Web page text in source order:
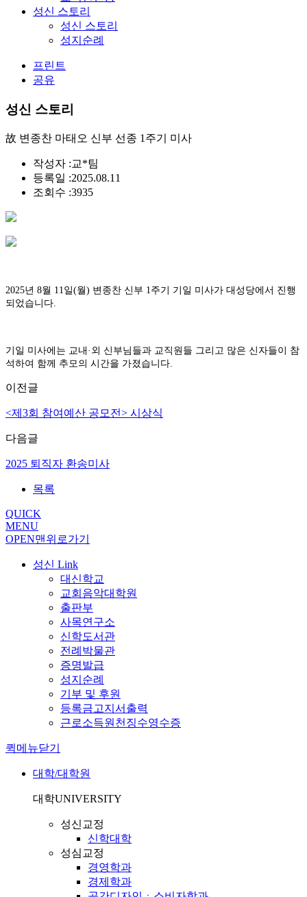
성신 스토리
성신 스토리
성지순례
프린트
공유
성신 스토리
故 변종찬 마태오 신부 선종 1주기 미사
작성자 :교*팀
등록일 :2025.08.11
조회수 :3935
2025년 8월 11일(월) 변종찬 신부 1주기 기일 미사가 대성당에서 진행
되었습니다.
기일 미사에는 교내 ·외 신부님들과 교직원들 그리고 많은 신자들이 참
석하여 함께 추모의 시간을 가졌습니다.
이전글
<제3회 참여예산 공모전> 시상식
다음글
2025 퇴직자 환송미사
목록
QUICK
MENU
OPEN맨위로가기
성신 Link
대신학교
교회음악대학원
출판부
사목연구소
신학도서관
전례박물관
증명발급
성지순례
기부 및 후원
등록금고지서출력
근로소득원천징수영수증
퀵메뉴닫기
대학/대학원
대학UNIVERSITY
성신교정
신학대학
성심교정
경영학과
경제학과